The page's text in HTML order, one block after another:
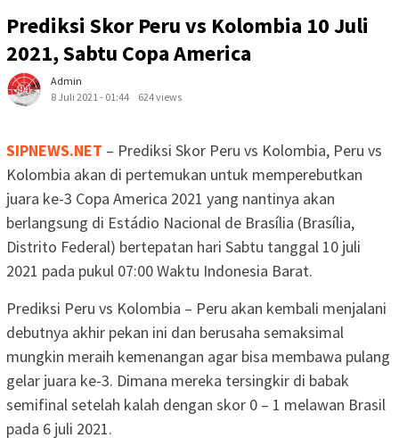
Prediksi Skor Peru vs Kolombia 10 Juli
2021, Sabtu Copa America
Admin
8 Juli 2021 - 01:44
624 views
SIPNEWS.NET – Prediksi Skor Peru vs Kolombia, Peru vs
Kolombia akan di pertemukan untuk memperebutkan
juara ke-3 Copa America 2021 yang nantinya akan
berlangsung di Estádio Nacional de Brasília (Brasília,
Distrito Federal) bertepatan hari Sabtu tanggal 10 juli
2021 pada pukul 07:00 Waktu Indonesia Barat.
Prediksi Peru vs Kolombia – Peru akan kembali menjalani
debutnya akhir pekan ini dan berusaha semaksimal
mungkin meraih kemenangan agar bisa membawa pulang
gelar juara ke-3. Dimana mereka tersingkir di babak
semifinal setelah kalah dengan skor 0 – 1 melawan Brasil
pada 6 juli 2021.